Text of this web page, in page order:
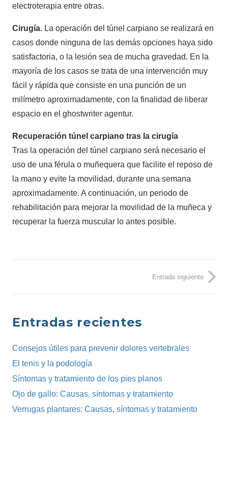
electroterapia entre otras.
Cirugía. La operación del túnel carpiano se realizará en
casos donde ninguna de las demás opciones haya sido
satisfactoria, o la lesión sea de mucha gravedad. En la
mayoría de los casos se trata de una intervención muy
fácil y rápida que consiste en una punción de un
milímetro aproximadamente, con la finalidad de liberar
espacio en el ghostwriter agentur.
Recuperación túnel carpiano tras la cirugía
Tras la operación del túnel carpiano será necesario el
uso de una férula o muñequera que facilite el reposo de
la mano y evite la movilidad, durante una semana
aproximadamente. A continuación, un periodo de
rehabilitación para mejorar la movilidad de la muñeca y
recuperar la fuerza muscular lo antes posible.
Entrada siguiente
Entradas recientes
Consejos útiles para prevenir dolores vertebrales
El tenis y la podología
Síntomas y tratamiento de los pies planos
Ojo de gallo: Causas, síntomas y tratamiento
Verrugas plantares: Causas, síntomas y tratamiento